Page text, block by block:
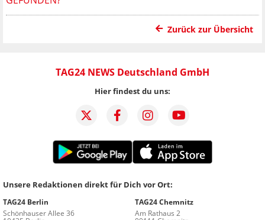
Zurück zur Übersicht
TAG24 NEWS Deutschland GmbH
Hier findest du uns:
Unsere Redaktionen direkt für Dich vor Ort:
TAG24 Berlin
Schönhauser Allee 36
TAG24 Chemnitz
Am Rathaus 2